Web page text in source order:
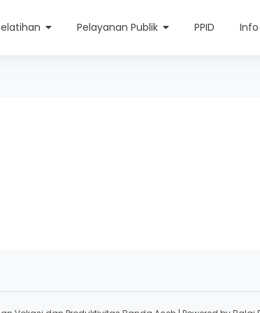
Pelayanan Publik PPID Info